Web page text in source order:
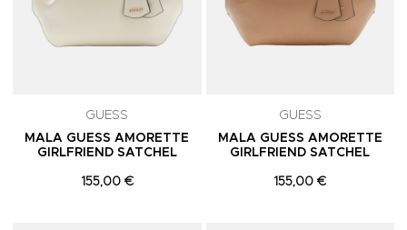
GUESS
MALA GUESS AMORETTE
GIRLFRIEND SATCHEL
155,00 €
GUESS
MALA GUESS AMORETTE
GIRLFRIEND SATCHEL
155,00 €